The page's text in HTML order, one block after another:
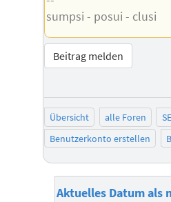
sumpsi - posui - clusi
Beitrag melden
Übersicht alle Foren
Benutzerkonto erstellen
Aktuelles Datum als